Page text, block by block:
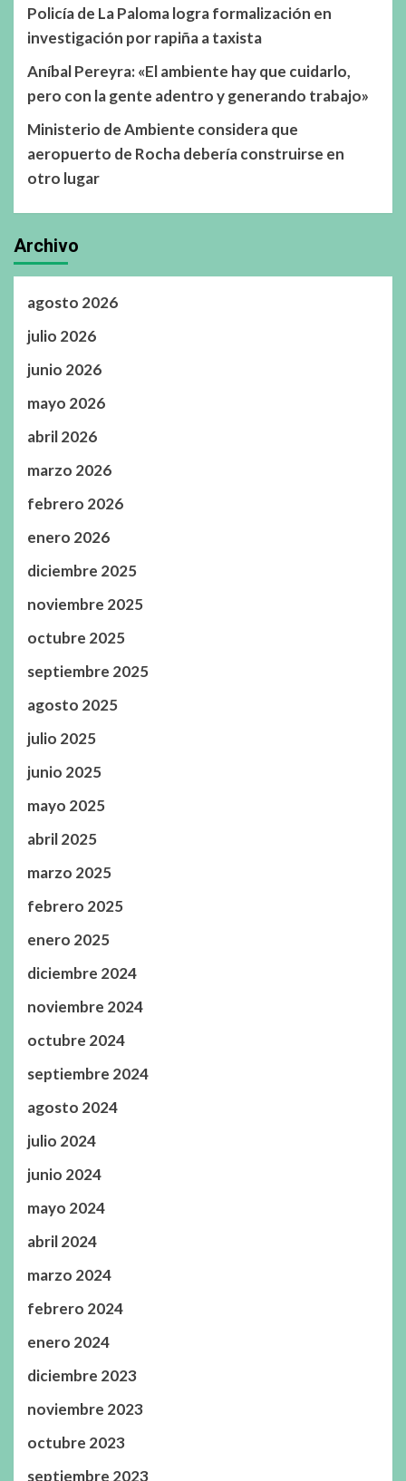
Policía de La Paloma logra formalización en
investigación por rapiña a taxista
Aníbal Pereyra: «El ambiente hay que cuidarlo,
pero con la gente adentro y generando trabajo»
Ministerio de Ambiente considera que
aeropuerto de Rocha debería construirse en
otro lugar
Archivo
agosto 2026
julio 2026
junio 2026
mayo 2026
abril 2026
marzo 2026
febrero 2026
enero 2026
diciembre 2025
noviembre 2025
octubre 2025
septiembre 2025
agosto 2025
julio 2025
junio 2025
mayo 2025
abril 2025
marzo 2025
febrero 2025
enero 2025
diciembre 2024
noviembre 2024
octubre 2024
septiembre 2024
agosto 2024
julio 2024
junio 2024
mayo 2024
abril 2024
marzo 2024
febrero 2024
enero 2024
diciembre 2023
noviembre 2023
octubre 2023
septiembre 2023